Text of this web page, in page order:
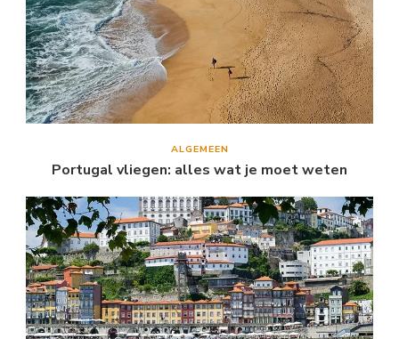
ALGEMEEN
Portugal vliegen: alles wat je moet weten